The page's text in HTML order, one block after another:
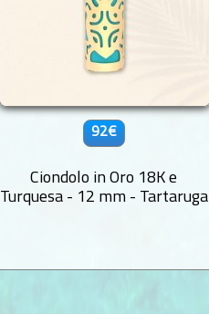
92€
Ciondolo in Oro 18K e
Turquesa - 12 mm - Tartaruga